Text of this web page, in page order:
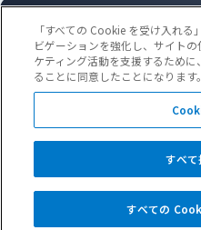
SNS公
サイトマップ
「すべての Cookie を受け入れ
ビゲーションを強化し、サイト
ケティング活動を支援するため
ることに同意したことになります。
すべて
すべての